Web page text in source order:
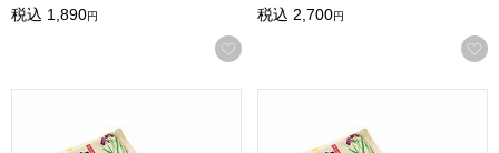
税込 1,890円
お気に入りに登録する
税込 2,700円